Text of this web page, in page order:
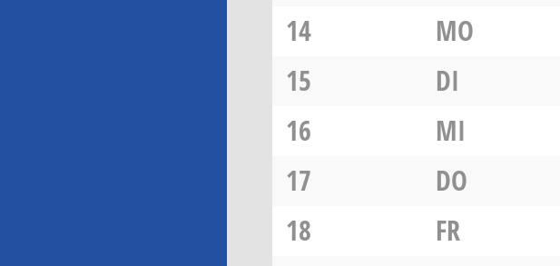
14
MO
15
DI
16
MI
17
DO
18
FR